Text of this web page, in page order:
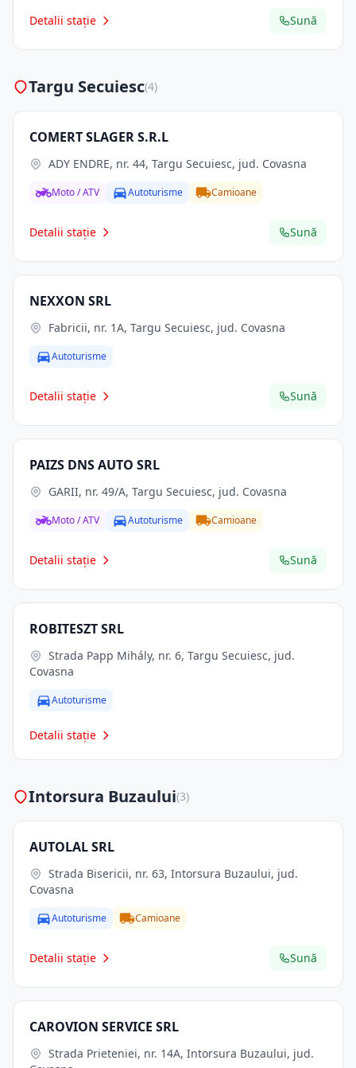
Detalii stație Sună
Targu Secuiesc(4)
COMERT SLAGER S.R.L
ADY ENDRE, nr. 44, Targu Secuiesc, jud. Covasna
Moto / ATV Autoturisme Camioane
Detalii stație Sună
NEXXON SRL
Fabricii, nr. 1A, Targu Secuiesc, jud. Covasna
Autoturisme
Detalii stație Sună
PAIZS DNS AUTO SRL
GARII, nr. 49/A, Targu Secuiesc, jud. Covasna
Moto / ATV Autoturisme Camioane
Detalii stație Sună
ROBITESZT SRL
Covasna
Autoturisme
Detalii stație
Intorsura Buzaului(3)
AUTOLAL SRL
Covasna
Autoturisme Camioane
Detalii stație Sună
CAROVION SERVICE SRL